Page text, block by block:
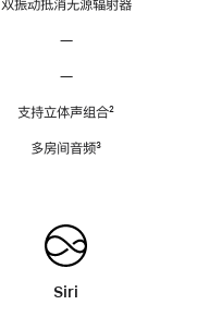
双振动抵消无源辐射器
—
—
支持立体声组合脚
²
多房间音频脚
³
Siri